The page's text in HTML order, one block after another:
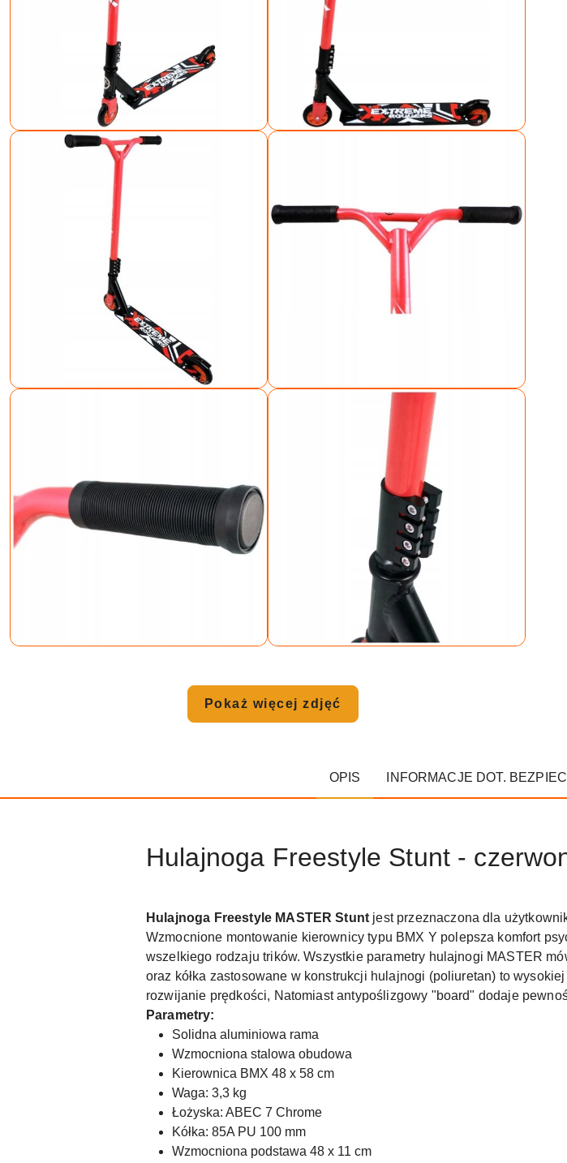
Pokaż więcej zdjęć
OPIS INFORMACJE DOT.
Hulajnoga Freestyle Stunt -
Hulajnoga Freestyle MASTER Stunt jest przeznaczona dla
Wzmocnione montowanie kierownicy typu BMX Y polepsza komfort
wszelkiego rodzaju trików. Wszystkie parametry hulajnogi MASTER
oraz kółka zastosowane w konstrukcji hulajnogi (poliuretan) to
rozwijanie prędkości, Natomiast antypoślizgowy "board" dodaje
Parametry:
Solidna aluminiowa rama
Wzmocniona stalowa obudowa
Kierownica BMX 48 x 58 cm
Waga: 3,3 kg
Łożyska: ABEC 7 Chrome
Kółka: 85A PU 100 mm
Wzmocniona podstawa 48 x 11 cm